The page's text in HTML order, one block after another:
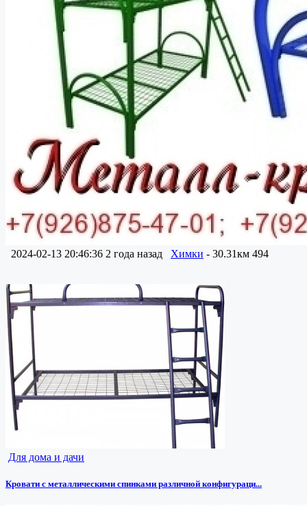
2024-02-13 20:46:36 2 года назад Химки - 30.31км 494
Для дома и дачи
Кровати с металлическими спинками различной конфигураци...